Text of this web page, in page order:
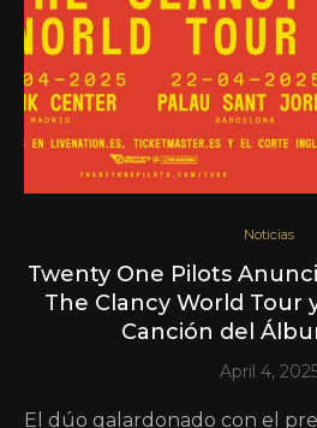
Noticias
Twenty One Pilots
The Clancy World Tour
Canción del
April 4,
El dúo galardonado con el